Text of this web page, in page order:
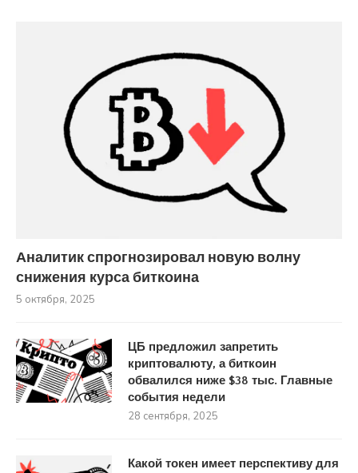
Аналитик спрогнозировал новую волну
снижения курса биткоина
5 октября, 2025
ЦБ предложил запретить
криптовалюту, а биткоин
обвалился ниже $38 тыс. Главные
события недели
28 сентября, 2025
Какой токен имеет перспективу для